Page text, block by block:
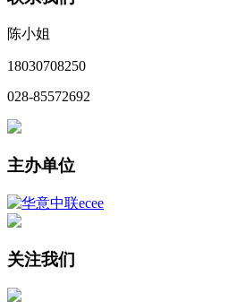
陈小姐
18030708250
028-85572692
主办单位
关注我们